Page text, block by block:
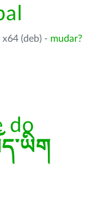
(deb) - mudar?
do